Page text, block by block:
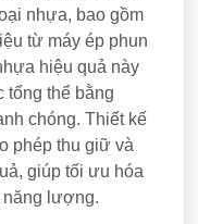
nhựa, bao gồm
từ máy ép phun
hiệu quả này
tổng thể bằng
chóng. Thiết kế
phép thu giữ và
giúp tối ưu hóa
năng lượng.